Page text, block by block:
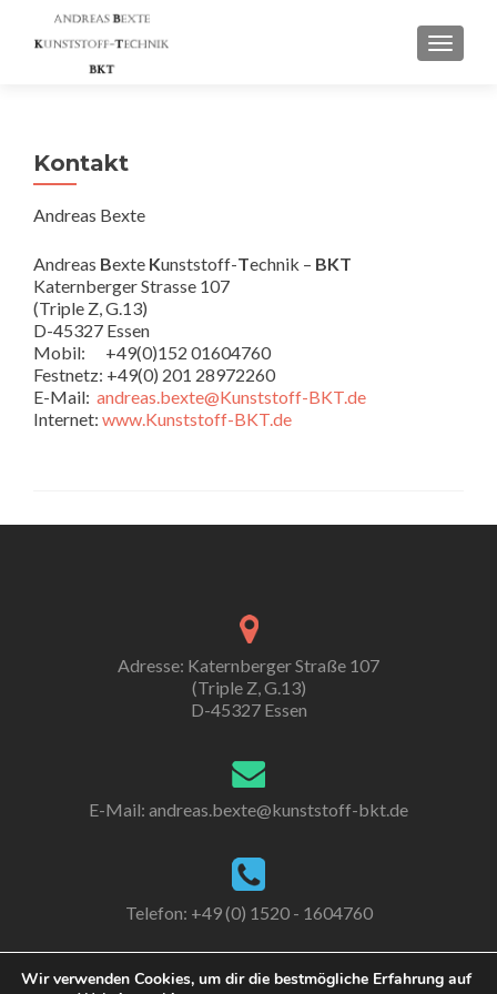
Kontakt
Andreas Bexte
Andreas Bexte Kunststoff-Technik – BKT
Katernberger Strasse 107
(Triple Z, G.13)
D-45327 Essen
Mobil: +49(0)152 01604760
Festnetz: +49(0) 201 28972260
E-Mail: andreas.bexte@Kunststoff-BKT.de
Internet: www.Kunststoff-BKT.de
Adresse: Katernberger Straße 107
(Triple Z, G.13)
D-45327 Essen
E-Mail: andreas.bexte@kunststoff-bkt.de
Telefon: +49 (0) 1520 - 1604760
Wir verwenden Cookies, um dir die bestmögliche Erfahrung auf